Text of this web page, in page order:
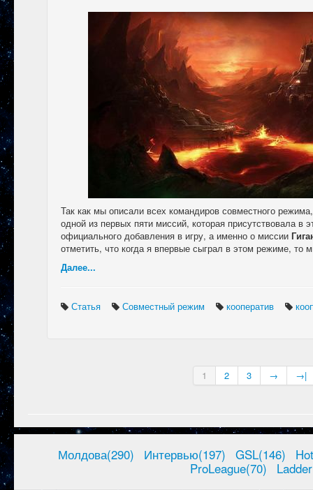
Так как мы описали всех командиров совместного
одной из первых пяти миссий, которая присутствовала в
официального добавления в игру, а именно о миссии
отметить, что когда я впервые сыграл в этом режиме, то
Далее...
Статья Совместный режим кооператив
1 2 3 → →|
Молдова(290) Интервью(197) GSL(146)
ProLeague(70)